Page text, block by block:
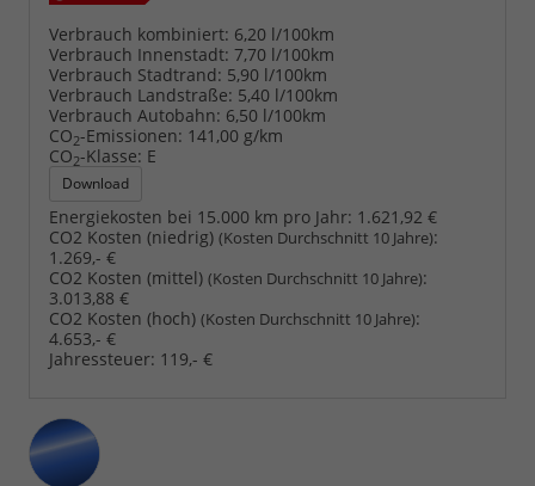
Verbrauch kombiniert: 6,20 l/100km
Verbrauch Innenstadt: 7,70 l/100km
Verbrauch Stadtrand: 5,90 l/100km
Verbrauch Landstraße: 5,40 l/100km
Verbrauch Autobahn: 6,50 l/100km
CO2-Emissionen: 141,00 g/km
CO2-Klasse: E
Download
Energiekosten bei 15.000 km pro Jahr: 1.621,92 €
CO2 Kosten (niedrig) (Kosten Durchschnitt 10 Jahre):
1.269,- €
CO2 Kosten (mittel) (Kosten Durchschnitt 10 Jahre):
3.013,88 €
CO2 Kosten (hoch) (Kosten Durchschnitt 10 Jahre):
4.653,- €
Jahressteuer: 119,- €